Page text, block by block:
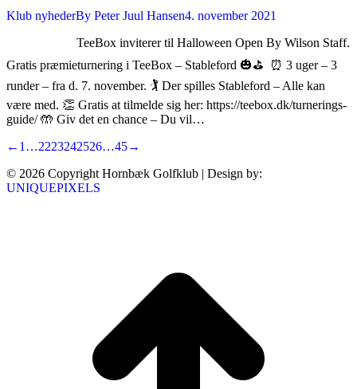
Klub nyhederBy Peter Juul Hansen4. november 2021
TeeBox inviterer til Halloween Open By Wilson Staff.
Gratis præmieturnering i TeeBox – Stableford 🎃⛳ ⏰ 3 uger – 3
runder – fra d. 7. november. 🏌️‍ Der spilles Stableford – Alle kan
være med. 👏 Gratis at tilmelde sig her: https://teebox.dk/turnerings-
guide/ 🤲 Giv det en chance – Du vil…
← 1 …2223242526…45→
© 2026 Copyright Hornbæk Golfklub | Design by:
UNIQUEPIXELS